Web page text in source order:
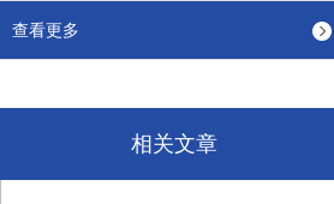
查看更多
相关文章